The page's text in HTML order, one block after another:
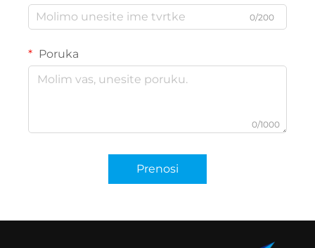
0/200
Poruka
0/1000
Prenosi